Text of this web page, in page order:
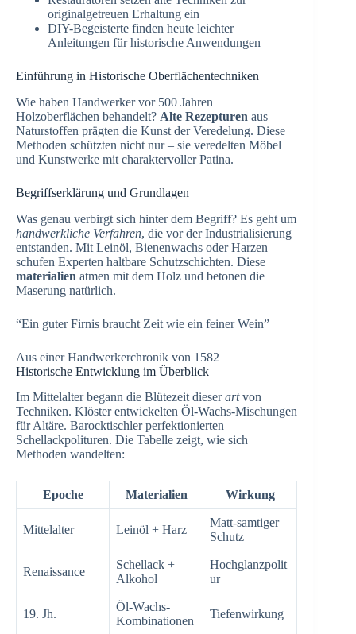
originalgetreuen Erhaltung ein
DIY-Begeisterte finden heute leichter
Anleitungen für historische Anwendungen
Einführung in Historische Oberflächentechniken
Wie haben Handwerker vor 500 Jahren
Holzoberflächen behandelt? Alte Rezepturen aus
Naturstoffen prägten die Kunst der Veredelung. Diese
Methoden schützten nicht nur – sie veredelten Möbel
und Kunstwerke mit charaktervoller Patina.
Begriffserklärung und Grundlagen
Was genau verbirgt sich hinter dem Begriff? Es geht um
handwerkliche Verfahren, die vor der Industrialisierung
entstanden. Mit Leinöl, Bienenwachs oder Harzen
schufen Experten haltbare Schutzschichten. Diese
materialien atmen mit dem Holz und betonen die
Maserung natürlich.
“Ein guter Firnis braucht Zeit wie ein feiner Wein”
Aus einer Handwerkerchronik von 1582
Historische Entwicklung im Überblick
Im Mittelalter begann die Blütezeit dieserartvon
Techniken. Klöster entwickelten Öl-Wachs-Mischungen
für Altäre. Barocktischler perfektionierten
Schellackpolituren. Die Tabelle zeigt, wie sich
Methoden wandelten:
Epoche Materialien Wirkung
Mittelalter Leinöl + Harz
Matt-samtiger
Schutz
Renaissance
Schellack +
Alkohol
Hochglanzpolit
ur
19. Jh.
Öl-Wachs-
Kombinationen
Tiefenwirkung